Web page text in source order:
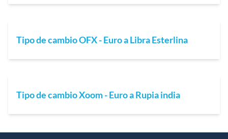
Tipo de cambio OFX - Euro a Libra Esterlina
Tipo de cambio Xoom - Euro a Rupia india